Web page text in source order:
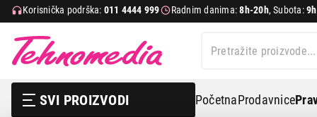
Korisnička podrška: 011 4444 999 Radnim danima:8h-20h, Subota:
SVI PROIZVODI PočetnaProdavnice